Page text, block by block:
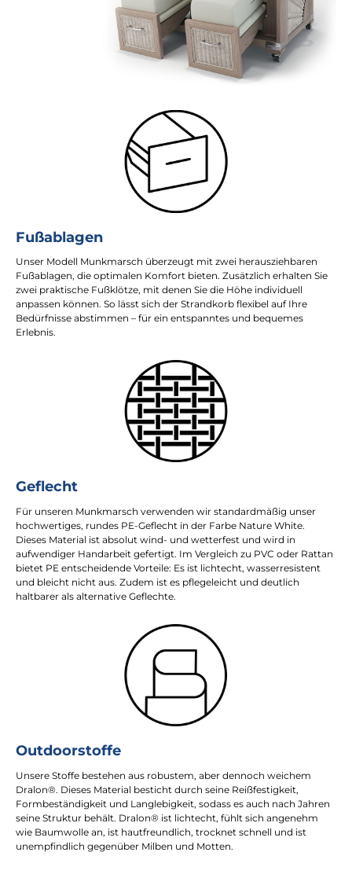
Fußablagen
Unser Modell Munkmarsch überzeugt mit zwei herausziehbaren
Fußablagen, die optimalen Komfort bieten. Zusätzlich erhalten Sie
zwei praktische Fußklötze, mit denen Sie die Höhe individuell
anpassen können. So lässt sich der Strandkorb flexibel auf Ihre
Bedürfnisse abstimmen – für ein entspanntes und bequemes
Erlebnis.
Geflecht
Für unseren Munkmarsch verwenden wir standardmäßig unser
hochwertiges, rundes PE-Geflecht in der Farbe Nature White.
Dieses Material ist absolut wind- und wetterfest und wird in
aufwendiger Handarbeit gefertigt. Im Vergleich zu PVC oder Rattan
bietet PE entscheidende Vorteile: Es ist lichtecht, wasserresistent
und bleicht nicht aus. Zudem ist es pflegeleicht und deutlich
haltbarer als alternative Geflechte.
Outdoorstoffe
Unsere Stoffe bestehen aus robustem, aber dennoch weichem
Dralon®. Dieses Material besticht durch seine Reißfestigkeit,
Formbeständigkeit und Langlebigkeit, sodass es auch nach Jahren
seine Struktur behält. Dralon® ist lichtecht, fühlt sich angenehm
wie Baumwolle an, ist hautfreundlich, trocknet schnell und ist
unempfindlich gegenüber Milben und Motten.